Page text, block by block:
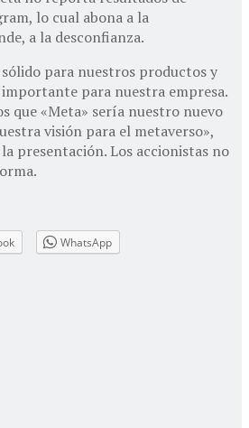
lo cual abona a la
a la desconfianza.
para nuestros productos y
para nuestra empresa.
que «Meta» sería nuestro nuevo
visión para el metaverso»,
presentación. Los accionistas no
WhatsApp